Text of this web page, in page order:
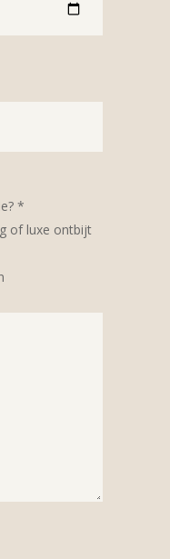
*
of luxe ontbijt